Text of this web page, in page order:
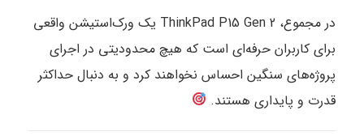
در مجموع، ThinkPad P15 Gen 2 یک ورک‌استیشن واقعی
برای کاربران حرفه‌ای است که هیچ محدودیتی در اجرای
پروژه‌های سنگین احساس نخواهند کرد و به دنبال حداکثر
قدرت و پایداری هستند.